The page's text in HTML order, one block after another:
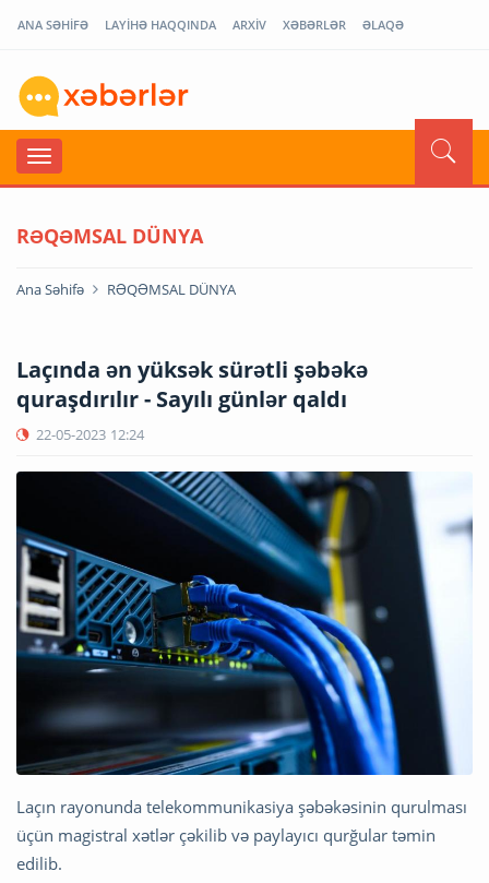
ANA SƏHİFƏ LAYİHƏ HAQQINDA ARXİV XƏBƏRLƏR ƏLAQƏ
RƏQƏMSAL DÜNYA
Ana Səhifə RƏQƏMSAL DÜNYA
Laçında ən yüksək sürətli şəbəkə
quraşdırılır - Sayılı günlər qaldı
22-05-2023 12:24
Laçın rayonunda telekommunikasiya şəbəkəsinin qurulması
üçün magistral xətlər çəkilib və paylayıcı qurğular təmin
edilib.